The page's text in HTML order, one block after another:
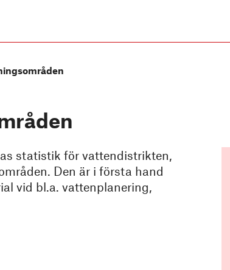
statistik för vattendistrikten,
Den är i första hand
vid bl.a. vattenplanering,